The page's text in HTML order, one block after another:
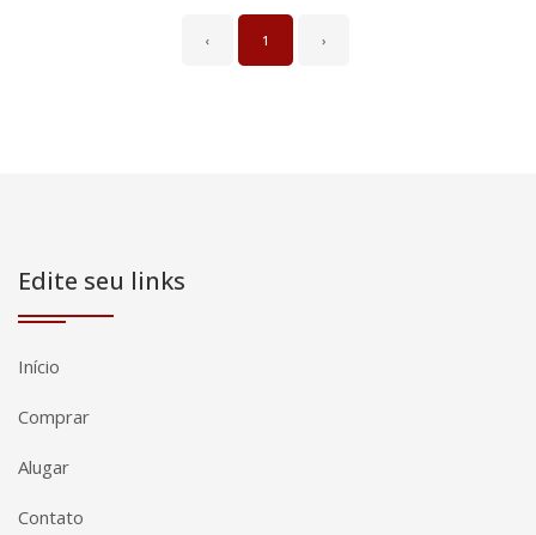
‹ 1 ›
Edite seu links
Início
Comprar
Alugar
Contato